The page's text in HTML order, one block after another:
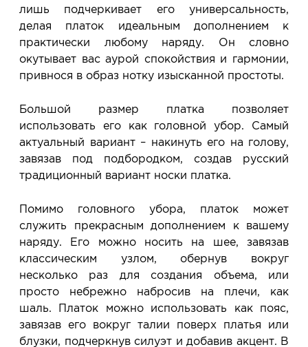
лишь подчеркивает его универсальность,
делая платок идеальным дополнением к
практически любому наряду. Он словно
окутывает вас аурой спокойствия и гармонии,
привнося в образ нотку изысканной простоты.
Большой размер платка позволяет
использовать его как головной убор. Самый
актуальный вариант – накинуть его на голову,
завязав под подбородком, создав русский
традиционный вариант носки платка.
Помимо головного убора, платок может
служить прекрасным дополнением к вашему
наряду. Его можно носить на шее, завязав
классическим узлом, обернув вокруг
несколько раз для создания объема, или
просто небрежно набросив на плечи, как
шаль. Платок можно использовать как пояс,
завязав его вокруг талии поверх платья или
блузки, подчеркнув силуэт и добавив акцент. В